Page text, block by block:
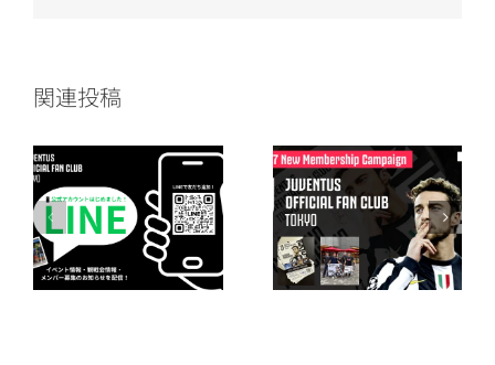
関連投稿
2026/27シーズ
ン メンバー登録
のご案内
2024/25シーズ
ンのウェルカム
パックが到着！